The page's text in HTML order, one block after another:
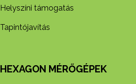
Helyszíni támogatás
Tapintójavítás
HEXAGON MÉRŐGÉPEK